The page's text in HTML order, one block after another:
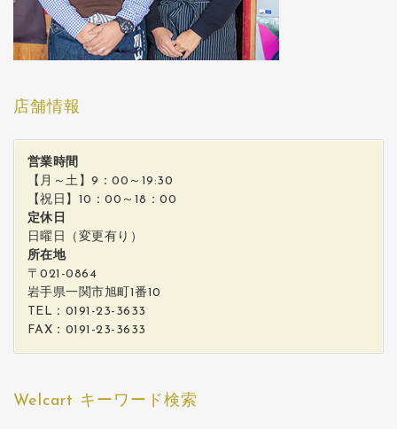
店舗情報
営業時間
【月～土】9：00～19:30
【祝日】10：00～18：00
定休日
日曜日（変更有り）
所在地
〒021-0864
岩手県一関市旭町1番10
TEL：0191-23-3633
FAX：0191-23-3633
Welcart キーワード検索